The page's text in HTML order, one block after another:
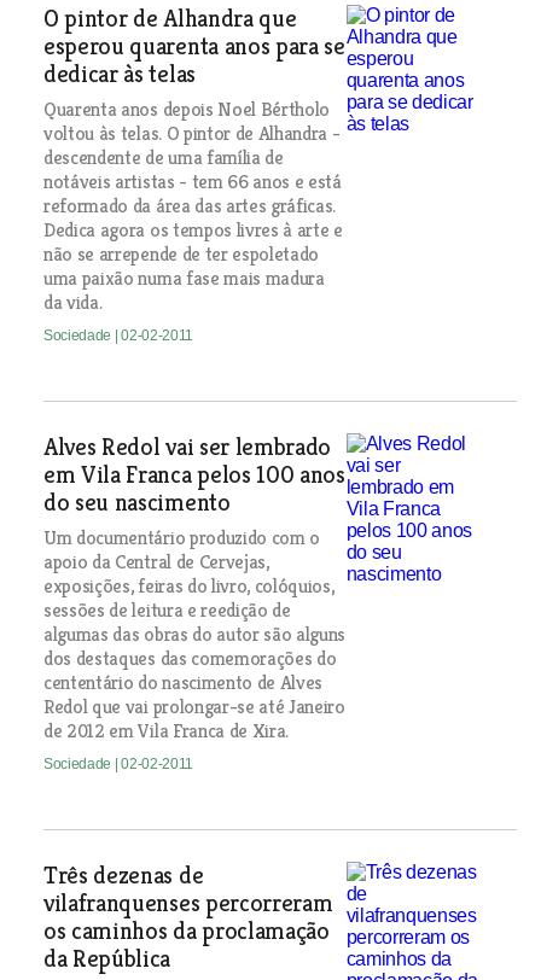
O pintor de Alhandra que
esperou quarenta anos para se
dedicar às telas
Quarenta anos depois Noel Bértholo
voltou às telas. O pintor de Alhandra -
descendente de uma família de
notáveis artistas - tem 66 anos e está
reformado da área das artes gráficas.
Dedica agora os tempos livres à arte e
não se arrepende de ter espoletado
uma paixão numa fase mais madura
da vida.
Sociedade | 02-02-2011
Alves Redol vai ser lembrado
em Vila Franca pelos 100 anos
do seu nascimento
Um documentário produzido com o
apoio da Central de Cervejas,
exposições, feiras do livro, colóquios,
sessões de leitura e reedição de
algumas das obras do autor são alguns
dos destaques das comemorações do
cententário do nascimento de Alves
Redol que vai prolongar-se até Janeiro
de 2012 em Vila Franca de Xira.
Sociedade | 02-02-2011
Três dezenas de
vilafranquenses percorreram
os caminhos da proclamação
da República